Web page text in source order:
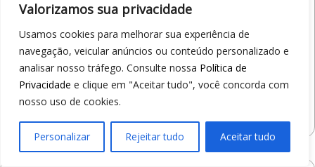
Valorizamos sua privacidade
Usamos cookies para melhorar sua experiência de
navegação, veicular anúncios ou conteúdo personalizado e
analisar nosso tráfego. Consulte nossa Política de
Privacidade e clique em "Aceitar tudo", você concorda com
nosso uso de cookies.
Personalizar Rejeitar tudo Aceitar tudo
Loja 1A99 – North Shopping Barretos
Via Conselheiro Antonio Prado, 1400 - Pedro Cavaline
Barretos/SP
19
97407-5840
COMO CHEGAR